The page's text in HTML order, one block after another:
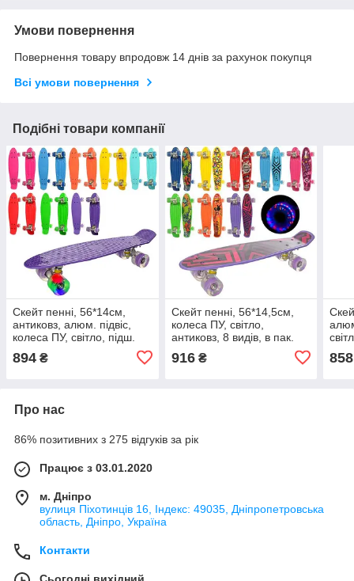
Умови повернення
Повернення товару впродовж 14 днів за рахунок покупця
Всі умови повернення
Подібні товари компанії
Скейт пенні, 56*14см,
антиковз, алюм. підвіс,
колеса ПУ, світло, підш.
894 ₴
Скейт пенні, 56*14,5см,
колеса ПУ, світло,
антиковз, 8 видів, в пак.
916₴ 858
Про нас
86% позитивних з 275 відгуків за рік
Працює з 03.01.2020
м. Дніпро
вулиця Піхотинців 16, Індекс: 49035, Дніпропетровська
область, Дніпро, Україна
Контакти